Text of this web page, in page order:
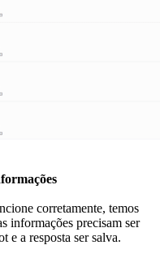
corretamente, temos
informações precisam ser
e a resposta ser salva.